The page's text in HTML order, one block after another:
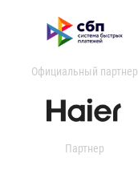
Официальный партнер
Партнер